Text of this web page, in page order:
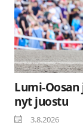
Lumi-
nyt juostu
3.8.2026